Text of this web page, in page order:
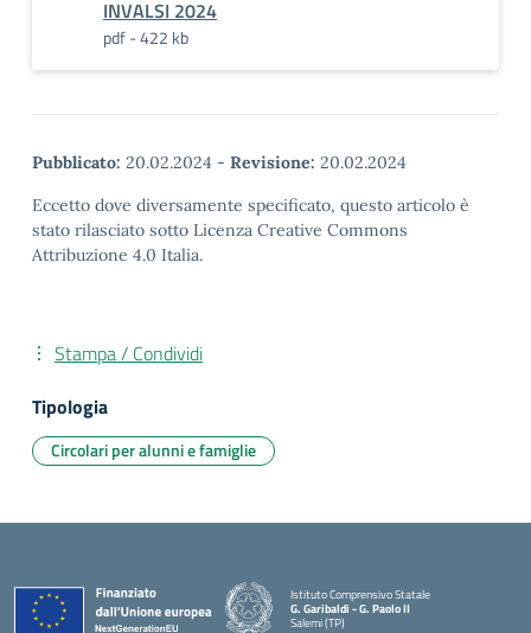
INVALSI 2024
pdf - 422 kb
Pubblicato: 20.02.2024 - Revisione: 20.02.2024
Eccetto dove diversamente specificato, questo articolo è
stato rilasciato sotto Licenza Creative Commons
Attribuzione 4.0 Italia.
Stampa / Condividi
Tipologia
Circolari per alunni e famiglie
Istituto Comprensivo Statale
G. Garibaldi - G. Paolo II
Salemi (TP)